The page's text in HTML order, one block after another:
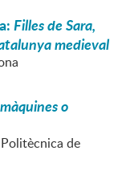
Filles de Sara,
medieval
o
de